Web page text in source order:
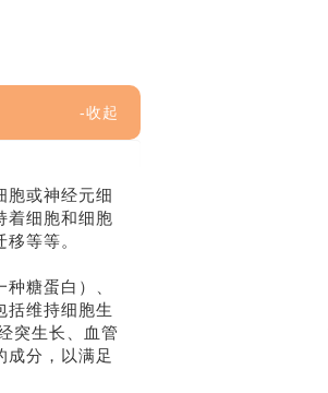
胞或神经元细
着细胞和细胞
等等。
糖蛋白）、
括维持细胞生
突生长、血管
成分，以满足